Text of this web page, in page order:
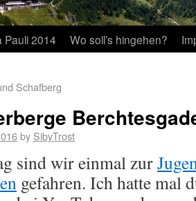
Pauli 2014 Wo soll’s hingehen?
Schafberg
by SibyTrost
sind wir einmal zur
gefahren. Ich hatte mal